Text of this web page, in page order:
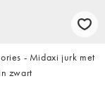
- Midaxi jurk met
zwart